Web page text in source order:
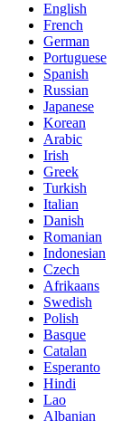
English
French
German
Portuguese
Spanish
Russian
Japanese
Korean
Arabic
Irish
Greek
Turkish
Italian
Danish
Romanian
Indonesian
Czech
Afrikaans
Swedish
Polish
Basque
Catalan
Esperanto
Hindi
Lao
Albanian